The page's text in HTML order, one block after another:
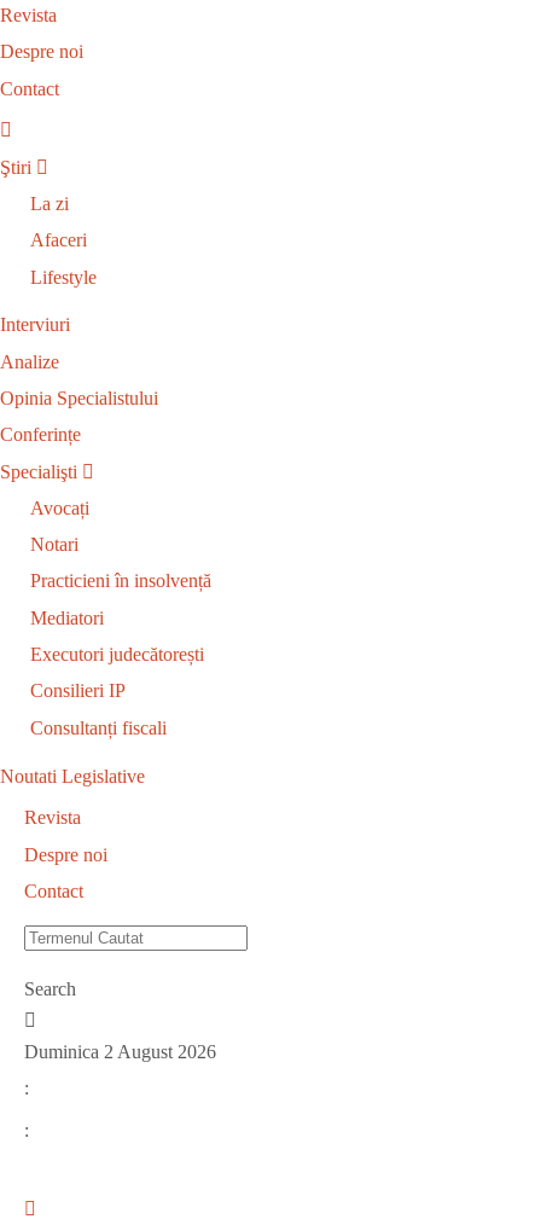
Revista
Despre noi
Contact
Ştiri
La zi
Afaceri
Lifestyle
Interviuri
Analize
Opinia Specialistului
Conferințe
Specialişti
Avocați
Notari
Practicieni în insolvență
Mediatori
Executori judecătorești
Consilieri IP
Consultanți fiscali
Noutati Legislative
Revista
Despre noi
Contact
Search
Duminica 2 August 2026
:
: